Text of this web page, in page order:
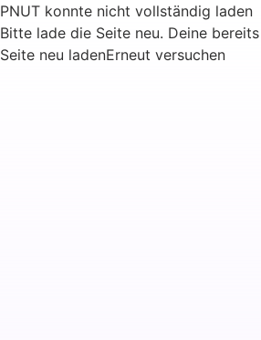
PNUT konnte nicht vollständig laden
Bitte lade die Seite neu. Deine
Seite neu ladenErneut versuchen